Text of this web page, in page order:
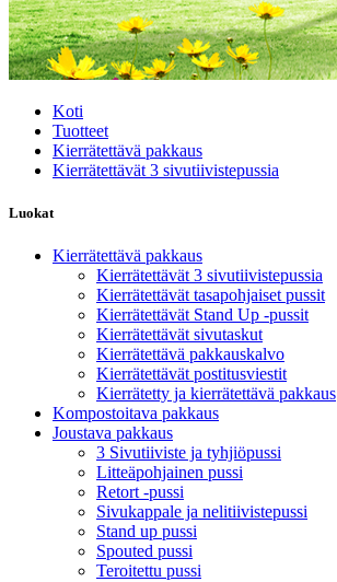
Koti
Tuotteet
Kierrätettävä pakkaus
Kierrätettävät 3 sivutiivistepussia
Luokat
Kierrätettävä pakkaus
Kierrätettävät 3 sivutiivistepussia
Kierrätettävät tasapohjaiset pussit
Kierrätettävät Stand Up -pussit
Kierrätettävät sivutaskut
Kierrätettävä pakkauskalvo
Kierrätettävät postitusviestit
Kierrätetty ja kierrätettävä pakkaus
Kompostoitava pakkaus
Joustava pakkaus
3 Sivutiiviste ja tyhjiöpussi
Litteäpohjainen pussi
Retort -pussi
Sivukappale ja nelitiivistepussi
Stand up pussi
Spouted pussi
Teroitettu pussi